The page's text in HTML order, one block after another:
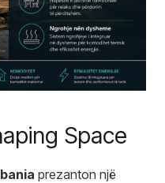
Space
prezanton një